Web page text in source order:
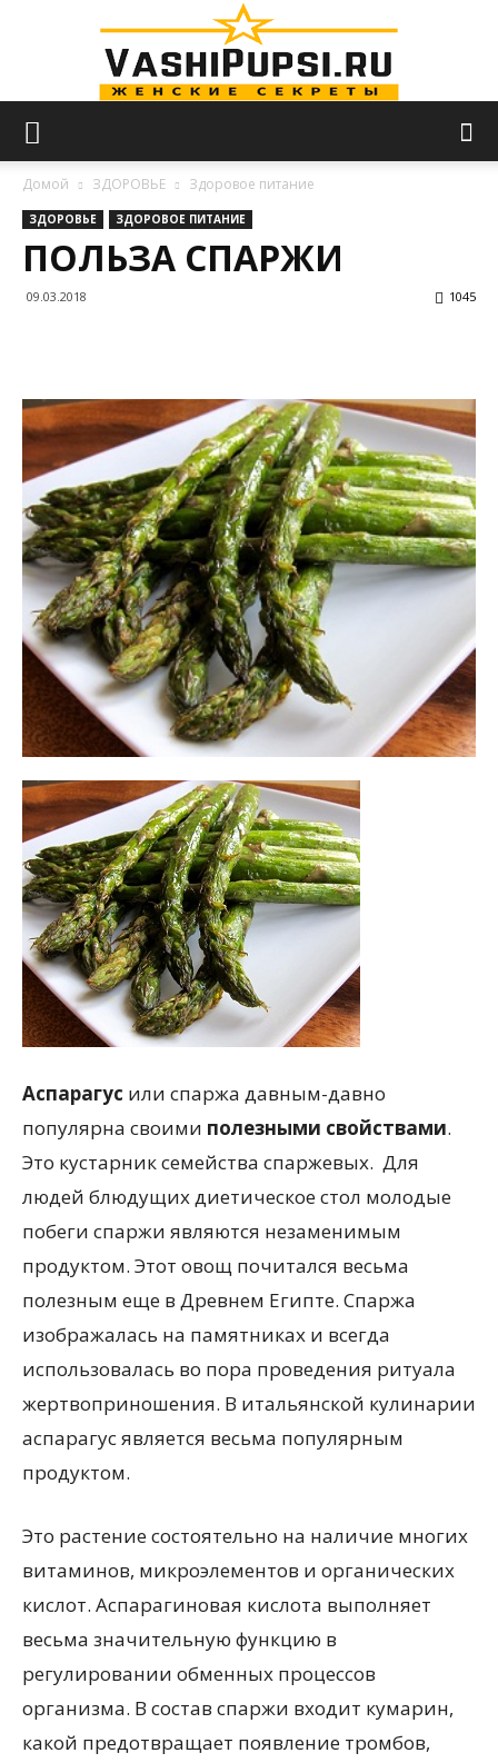
—
секреты
Домой ЗДОРОВЬЕ Здоровое питание
ЗДОРОВЬЕ ЗДОРОВОЕ ПИТАНИЕ
ПОЛЬЗА СПАРЖИ
09.03.2018 1045
Аспарагус или спаржа давным-давно
популярна своими полезными свойствами.
Это кустарник семейства спаржевых. Для
людей блюдущих диетическое стол молодые
побеги спаржи являются незаменимым
продуктом. Этот овощ почитался весьма
полезным еще в Древнем Египте. Спаржа
изображалась на памятниках и всегда
использовалась во пора проведения ритуала
жертвоприношения. В итальянской кулинарии
аспарагус является весьма популярным
продуктом.
Это растение состоятельно на наличие многих
витаминов, микроэлементов и органических
кислот. Аспарагиновая кислота выполняет
весьма значительную функцию в
регулировании обменных процессов
организма. В состав спаржи входит кумарин,
какой предотвращает появление тромбов,